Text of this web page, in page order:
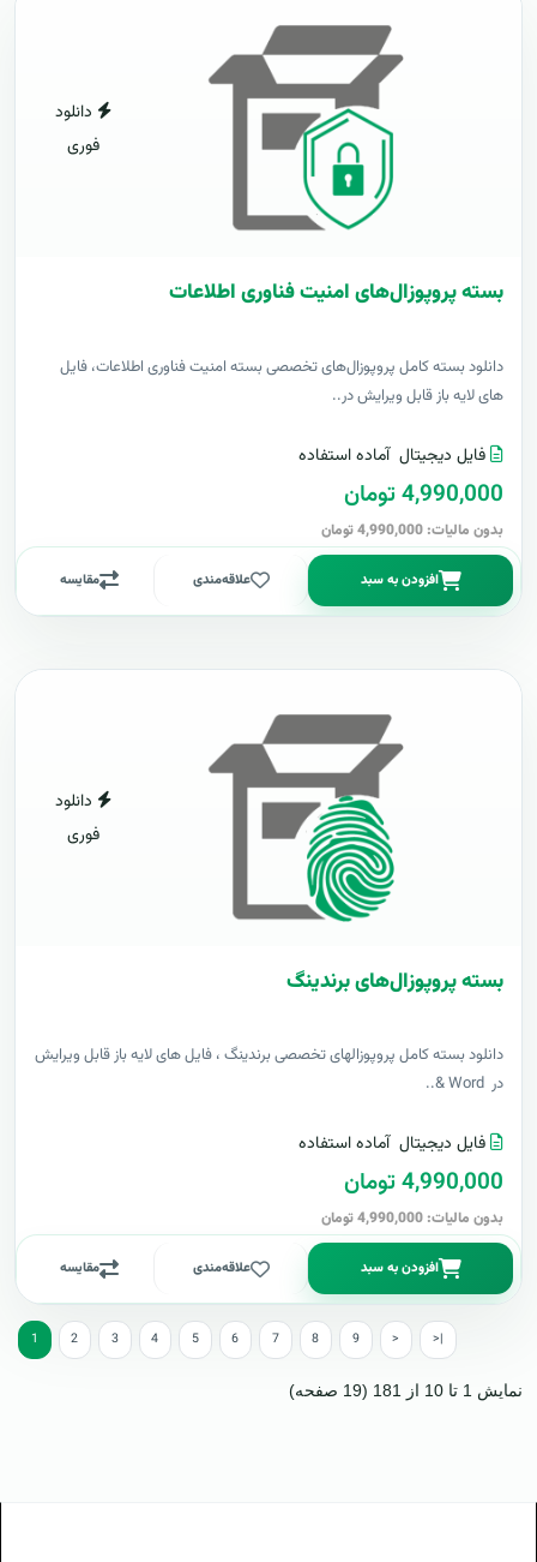
دانلود
فوری
بسته پروپوزال‌های امنیت فناوری اطلاعات
دانلود بسته کامل پروپوزال‌های تخصصی بسته امنیت فناوری اطلاعات، فایل
های لایه باز قابل ویرایش در..
فایل دیجیتال آماده استفاده
4,990,000 تومان
بدون مالیات: 4,990,000 تومان
افزودن به سبد علاقه‌مندی مقایسه
دانلود
فوری
بسته پروپوزال‌های برندینگ
دانلود بسته کامل پروپوزالهای تخصصی برندینگ ، فایل های لایه باز قابل ویرایش
در Word &..
فایل دیجیتال آماده استفاده
4,990,000 تومان
بدون مالیات: 4,990,000 تومان
افزودن به سبد علاقه‌مندی مقایسه
1 2 3 4 5 6 7 8 9 > >|
نمایش 1 تا 10 از 181 (19 صفحه)